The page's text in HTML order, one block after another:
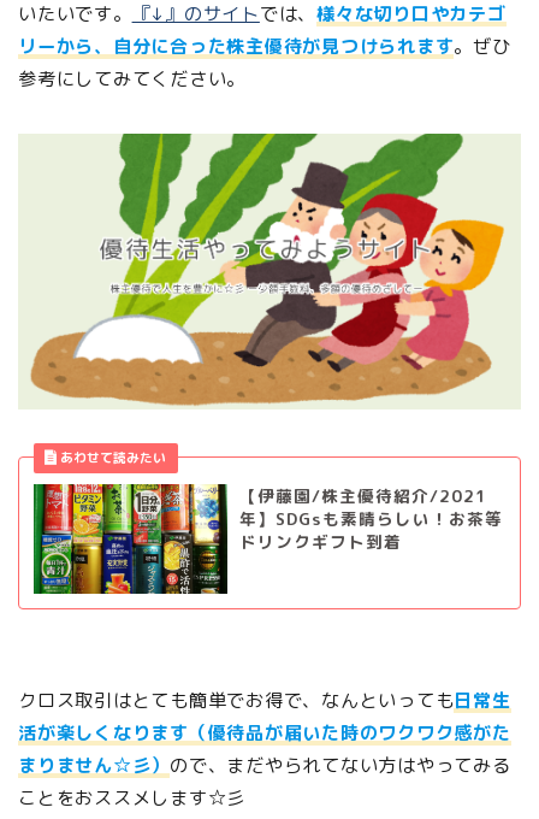
いたいです。
『↓』のサイトでは、様々な切り口やカテゴ
リーから、自分に合った株主優待が見つけられます。ぜひ
参考にしてみてください。
【伊藤園/株主優待紹介/2021
年】SDGsも素晴らしい！お茶等
ドリンクギフト到着
クロス取引はとても簡単でお得で、なんといっても日常生
活が楽しくなります（優待品が届いた時のワクワク感がた
まりません☆彡） ので、まだやられてない方はやってみる
ことをおススメします☆彡